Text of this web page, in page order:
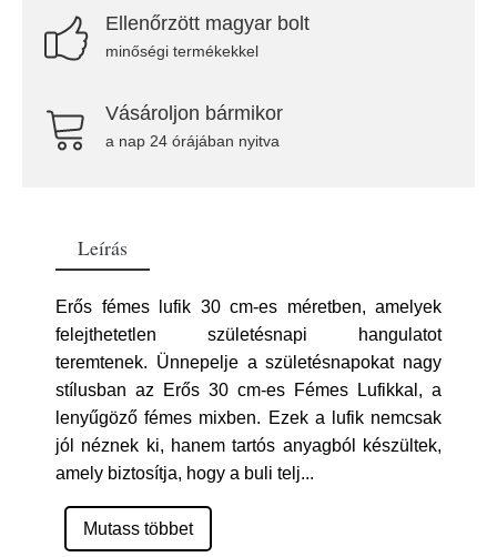
Ellenőrzött magyar bolt
minőségi termékekkel
Vásároljon bármikor
a nap 24 órájában nyitva
Leírás
Erős fémes lufik 30 cm-es méretben, amelyek
felejthetetlen születésnapi hangulatot
teremtenek. Ünnepelje a születésnapokat nagy
stílusban az Erős 30 cm-es Fémes Lufikkal, a
lenyűgöző fémes mixben. Ezek a lufik nemcsak
jól néznek ki, hanem tartós anyagból készültek,
amely biztosítja, hogy a buli telj...
Mutass többet